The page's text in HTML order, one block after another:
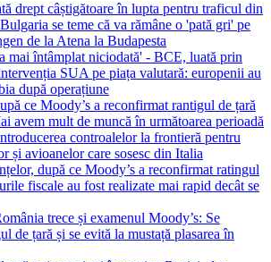
drept câștigătoare în lupta pentru traficul din
se teme că va rămâne o 'pată gri' pe
de la Atena la Budapesta
mai întâmplat niciodată' - BCE, luată prin
SUA pe piața valutară: europenii au
după operațiune
ce Moody’s a reconfirmat rantigul de țară
avem mult de muncă în următoarea perioadă
controalelor la frontieră pentru
și avioanelor care sosesc din Italia
după ce Moody’s a reconfirmat ratingul
fiscale au fost realizate mai rapid decât se
trece și examenul Moody’s: Se
de țară și se evită la mustață plasarea în